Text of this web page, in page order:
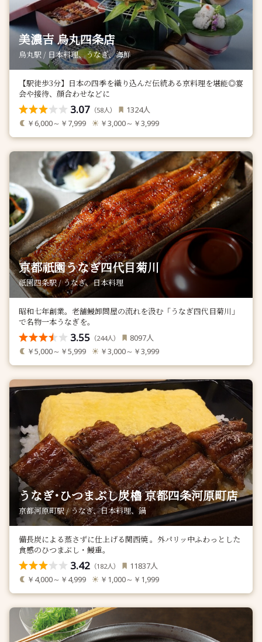
美濃吉 烏丸四条店
烏丸駅 / 日本料理、うなぎ、海鮮
【駅徒歩3分】日本の四季を織り込んだ伝統ある京料理を堪能◎宴
会や接待、顔合わせなどに
3.07 （58人） 1324人
￥6,000～￥7,999 ￥3,000～￥3,999
京都祇園うなぎ四代目菊川
祇園四条駅 / うなぎ、日本料理
昭和七年創業。老舗鰻卸問屋の流れを汲む「うなぎ四代目菊川」
で名物一本うなぎを。
3.55 （244人） 8097人
￥5,000～￥5,999 ￥3,000～￥3,999
うなぎ･ひつまぶし炭櫓 京都四条河原町店
京都河原町駅 / うなぎ、日本料理、鍋
備長炭による蒸さずに仕上げる関西焼 。外パリッ中ふわっとした
食感のひつまぶし・鰻重。
3.42 （182人） 11837人
￥4,000～￥4,999 ￥1,000～￥1,999